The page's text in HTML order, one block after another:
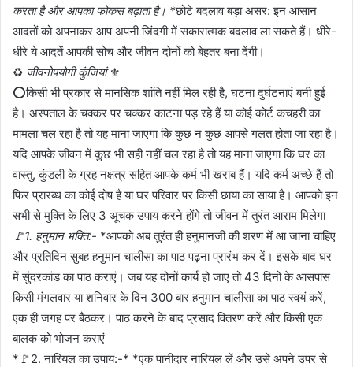
करता है और आपका फोकस बढ़ाता है। *छोटे बदलाव बड़ा असर: इन आसान
आदतों को अपनाकर आप अपनी जिंदगी में सकारात्मक बदलाव ला सकते हैं। धीरे-
धीरे ये आदतें आपकी सोच और जीवन दोनों को बेहतर बना देंगी।
♻️ जीवनोपयोगी कुंजियां⚜️
⭕किसी भी प्रकार से मानसिक शांति नहीं मिल रही है, घटना दुर्घटनाएं बनी हुई
है। अस्पताल के चक्कर पर चक्कर काटना पड़ रहे हैं या कोई कोर्ट कचहरी का
मामला चल रहा है तो यह माना जाएगा कि कुछ न कुछ आपसे गलत होता जा रहा है।
यदि आपके जीवन में कुछ भी सही नहीं चल रहा है तो यह माना जाएगा कि घर का
वास्तु, कुंडली के ग्रह नक्षत्र सहित आपके कर्म भी खराब हैं। यदि कर्म अच्‍छे हैं तो
फिर प्रारब्ध का कोई दोष है या घर परिवार पर किसी छाया का साया है। आपको इन
सभी से मुक्ति के लिए 3 अूचक उपाय करने होंगे तो जीवन में तुरंत आराम मिलेगा
🚩1. हनुमान भक्ति:- *आपको अब तुरंत ही हनुमानजी की शरण में आ जाना चाहिए
और प्रतिदिन सुबह हनुमान चालीसा का पाठ पढ़ना प्रारंभ कर दें। इसके बाद घर
में सुंदरकांड का पाठ कराएं। जब यह दोनों कार्य हो जाए तो 43 दिनों के आसपास
किसी मंगलवार या शनिवार के दिन 300 बार हनुमान चालीसा का पाठ स्वयं करें,
एक ही जगह पर बैठकर। पाठ करने के बाद प्रसाद वितरण करें और किसी एक
बालक को भोजन कराएं
*🚩2. नारियल का उपाय:-* *एक पानीदार नारियल लें और उसे अपने उपर से